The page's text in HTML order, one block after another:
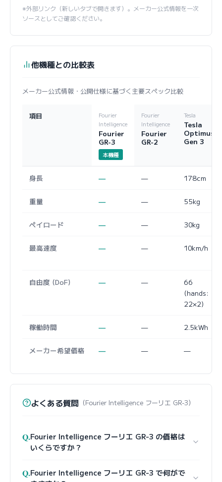
※外部リンク（新しいタブで開きます）。メーカー公式情報を一次
ソースとしてご確認ください。
他機種との比較表
メーカー公式情報・公開仕様に基づく主要スペック比較
項目
Fourier
Intelligence
Fourier
GR-3
本機種
Fourier
Intelligence
Fourier
GR-2
Tesla
Tesla
Optimus
Gen 3
身長 — — 178cm
重量 — — 55kg
ペイロード — — 30kg
最高速度 — — 10km/h
自由度 (DoF) — —
66
(hands:
22×2)
稼働時間 — — 2.5kWh
メーカー希望価格 — — —
よくある質問 （Fourier Intelligence フーリエ GR-3）
Q.Fourier Intelligence フーリエ GR-3 の価格は
いくらですか？
Q.Fourier Intelligence フーリエ GR-3 で何がで